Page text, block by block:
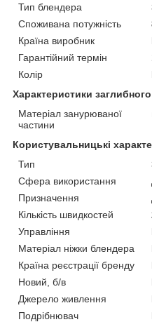
Тип блендера
Споживана потужність
Країна виробник
Гарантійний термін
Колір
Характеристики
Матеріал занурюваної
частини
Користувальницькі
Тип
Сфера використання
Призначення
Кількість швидкостей
Управління
Матеріал ніжки блендера
Країна реєстрації бренду
Новий, б/в
Джерело живлення
Подрібнювач